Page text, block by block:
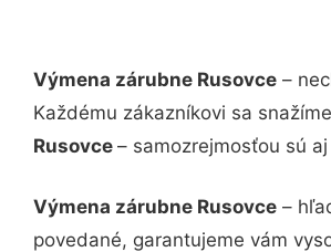
Výmena zárubne Rusovce –
Každému zákazníkovi sa
Rusovce – samozrejmosťou sú
Výmena zárubne Rusovce –
povedané, garantujeme vám